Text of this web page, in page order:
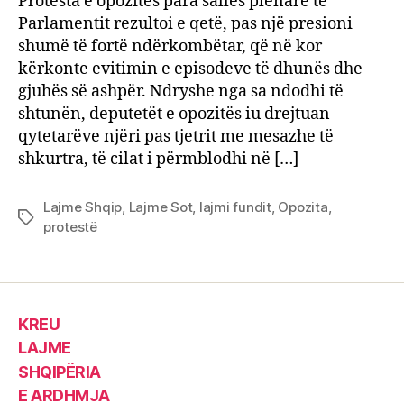
Parlamentit rezultoi e qetë, pas një presioni
shumë të fortë ndërkombëtar, që në kor
kërkonte evitimin e episodeve të dhunës dhe
gjuhës së ashpër. Ndryshe nga sa ndodhi të
shtunën, deputetët e opozitës iu drejtuan
qytetarëve njëri pas tjetrit me mesazhe të
shkurtra, të cilat i përmblodhi në […]
Tags
Lajme Shqip, Lajme Sot, lajmi fundit, Opozita,
protestë
KREU
LAJME
SHQIPËRIA
E ARDHMJA